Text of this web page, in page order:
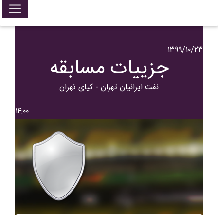
۱۳۹۹/۱۰/۲۳
جزییات مسابقه
نفت ایرانیان تهران - کیای تهران
۱۴:۰۰